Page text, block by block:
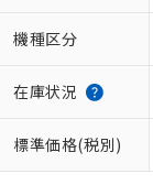
機種区分
在庫状況
標準価格(税別)